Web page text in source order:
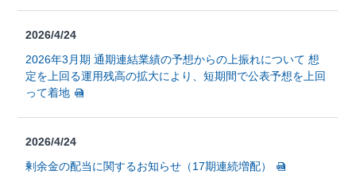
2026/4/24
2026年3月期 通期連結業績の予想からの上振れについて 想
定を上回る運用残高の拡大により、短期間で公表予想を上回
って着地
2026/4/24
剰余金の配当に関するお知らせ（17期連続増配）